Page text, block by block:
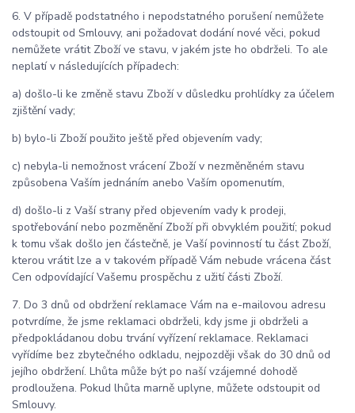
6. V případě podstatného i nepodstatného porušení nemůžete
odstoupit od Smlouvy, ani požadovat dodání nové věci, pokud
nemůžete vrátit Zboží ve stavu, v jakém jste ho obdrželi. To ale
neplatí v následujících případech:
a) došlo-li ke změně stavu Zboží v důsledku prohlídky za účelem
zjištění vady;
b) bylo-li Zboží použito ještě před objevením vady;
c) nebyla-li nemožnost vrácení Zboží v nezměněném stavu
způsobena Vaším jednáním anebo Vaším opomenutím,
d) došlo-li z Vaší strany před objevením vady k prodeji,
spotřebování nebo pozměnění Zboží při obvyklém použití; pokud
k tomu však došlo jen částečně, je Vaší povinností tu část Zboží,
kterou vrátit lze a v takovém případě Vám nebude vrácena část
Cen odpovídající Vašemu prospěchu z užití části Zboží.
7. Do 3 dnů od obdržení reklamace Vám na e-mailovou adresu
potvrdíme, že jsme reklamaci obdrželi, kdy jsme ji obdrželi a
předpokládanou dobu trvání vyřízení reklamace. Reklamaci
vyřídíme bez zbytečného odkladu, nejpozději však do 30 dnů od
jejího obdržení. Lhůta může být po naší vzájemné dohodě
prodloužena. Pokud lhůta marně uplyne, můžete odstoupit od
Smlouvy.